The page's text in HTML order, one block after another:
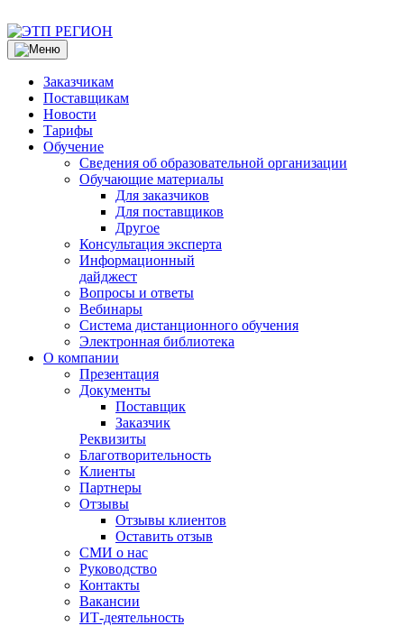
Заказчикам
Поставщикам
Новости
Тарифы
Обучение
Сведения об образовательной организации
Обучающие материалы
Для заказчиков
Для поставщиков
Другое
Консультация эксперта
Информационный
дайджест
Вопросы и ответы
Вебинары
Система дистанционного обучения
Электронная библиотека
О компании
Презентация
Документы
Поставщик
Заказчик
Реквизиты
Благотворительность
Клиенты
Партнеры
Отзывы
Отзывы клиентов
Оставить отзыв
СМИ о нас
Руководство
Контакты
Вакансии
ИТ-деятельность